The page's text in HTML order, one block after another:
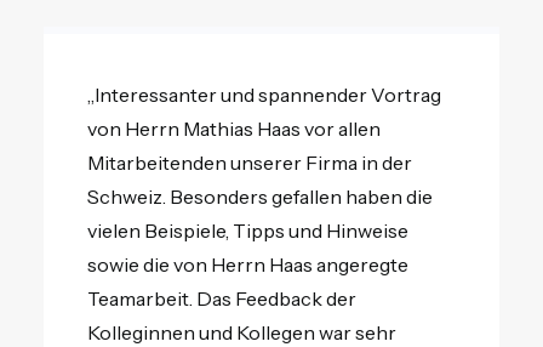
„Interessanter und spannender Vortrag
von Herrn Mathias Haas vor allen
Mitarbeitenden unserer Firma in der
Schweiz. Besonders gefallen haben die
vielen Beispiele, Tipps und Hinweise
sowie die von Herrn Haas angeregte
Teamarbeit. Das Feedback der
Kolleginnen und Kollegen war sehr